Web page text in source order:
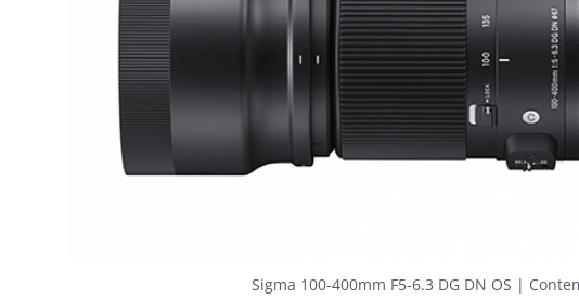
Sigma 100-400mm F5-6.3 DG DN OS |